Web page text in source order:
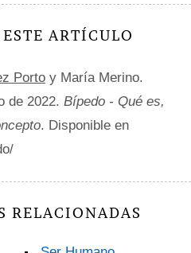
ARTÍCULO
Porto y María Merino.
de 2022. Bípedo - Qué es,
. Disponible en
RELACIONADAS